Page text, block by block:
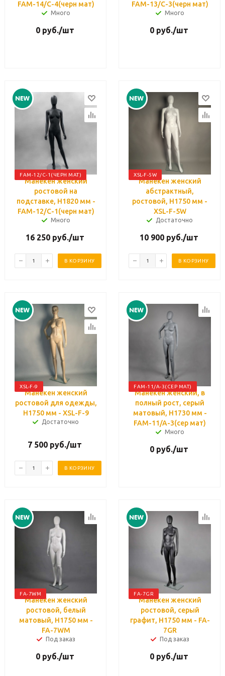
FAM-14/C-4(черн мат)
Много
0руб./шт
FAM-13/C-3(черн мат)
Много
0руб./шт
FAM-12/C-1(ЧЕРН МАТ)
Манекен женский
ростовой на
подставке, H1820 мм -
FAM-12/C-1(черн мат)
Много
16 250руб./шт
В КОРЗИНУ
XSL-F-5W
Манекен женский
абстрактный,
ростовой, H1750 мм -
XSL-F-5W
Достаточно
10 900руб./шт
В КОРЗИНУ
XSL-F-9
Манекен женский
ростовой для одежды,
H1750 мм - XSL-F-9
Достаточно
7 500 руб./шт
В КОРЗИНУ
FAM-11/A-3(СЕР МАТ)
Манекен женский, в
полный рост, серый
матовый, H1730 мм -
FAM-11/A-3(сер мат)
Много
0руб./шт
FA-7WM
Манекен женский
ростовой, белый
матовый, H1750 мм -
FA-7WM
Под заказ
0руб./шт
FA-7GR
Манекен женский
ростовой, серый
графит, H1750 мм - FA-
7GR
Под заказ
0руб./шт